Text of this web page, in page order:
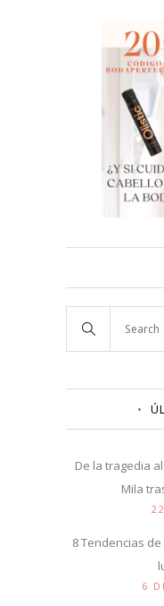
De la tragedia
Mila
8 Tendencias
6